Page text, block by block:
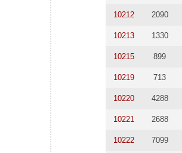
10212 2090
10213 1330
10215 899
10219 713
10220 4288
10221 2688
10222 7099